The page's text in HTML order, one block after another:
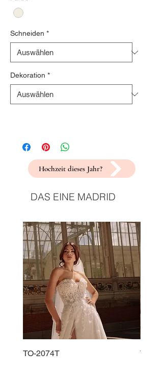
Schneiden *
Dekoration *
Hochzeit dieses Jahr?
DAS EINE MADRID
TO-2074T TO-